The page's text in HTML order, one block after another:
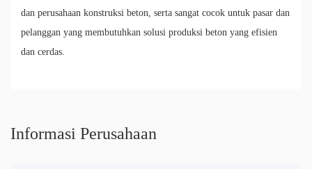
dan perusahaan konstruksi beton, serta sangat cocok untuk pasar dan
pelanggan yang membutuhkan solusi produksi beton yang efisien
dan cerdas.
Informasi Perusahaan